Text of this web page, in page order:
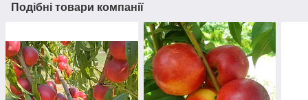
Подібні товари компанії